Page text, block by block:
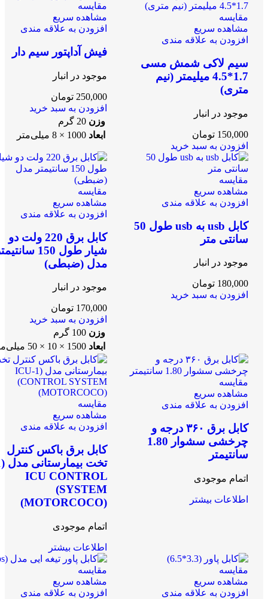
مقایسه
مشاهده سریع
افزودن به علاقه مندی
سیم لاکی شمش مسی
1.7*4.5 میلیمتر (نیم
متری)
موجود در انبار
150,000 تومان
افزودن به سبد خرید
مقایسه
مشاهده سریع
افزودن به علاقه مندی
فیش آداپتور سیم دار
موجود در انبار
250,000 تومان
افزودن به سبد خرید
وزن 20 گرم
ابعاد 1000 × 8 میلی‌متر
مقایسه
مشاهده سریع
افزودن به علاقه مندی
کابل usb به usb طول 50
سانتی متر
موجود در انبار
180,000 تومان
افزودن به سبد خرید
مقایسه
مشاهده سریع
افزودن به علاقه مندی
کابل برق 220 ولت دو
شیار طول 150
مدل (ضبطی)
موجود در انبار
170,000 تومان
افزودن به سبد خرید
وزن 100 گرم
ابعاد 1500 × 10 × 50 میلی‌متر
مقایسه
مشاهده سریع
افزودن به علاقه مندی
کابل برق ۳۶۰ درجه و
چرخشی سشوار 1.80
سانتیمتر
اتمام موجودی
اطلاعات بیشتر
مقایسه
مشاهده سریع
افزودن به علاقه مندی
کابل برق باکس کنترل
ICU CONTROL
SYSTEM)
(MOTORCOCO)
اتمام موجودی
اطلاعات بیشتر
مقایسه
مشاهده سریع
افزودن به علاقه مندی
مقایسه
مشاهده سریع
افزودن به علاقه مندی